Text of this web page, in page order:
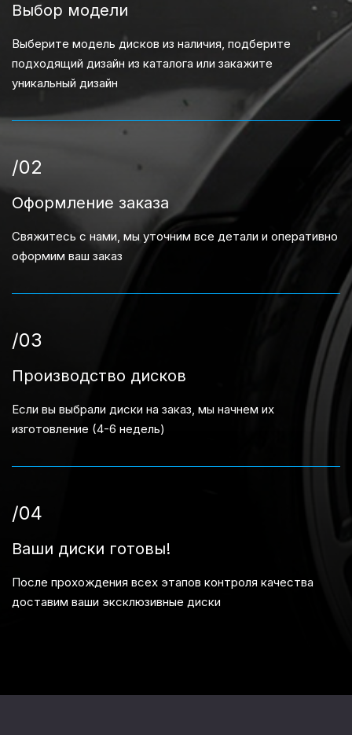
Выбор модели
Выберите модель дисков из наличия, подберите
подходящий дизайн из каталога или закажите
уникальный дизайн
/02
Оформление заказа
Свяжитесь с нами, мы уточним все детали и оперативно
оформим ваш заказ
/03
Производство дисков
Если вы выбрали диски на заказ, мы начнем их
изготовление (4-6 недель)
/04
Ваши диски готовы!
После прохождения всех этапов контроля качества
доставим ваши эксклюзивные диски